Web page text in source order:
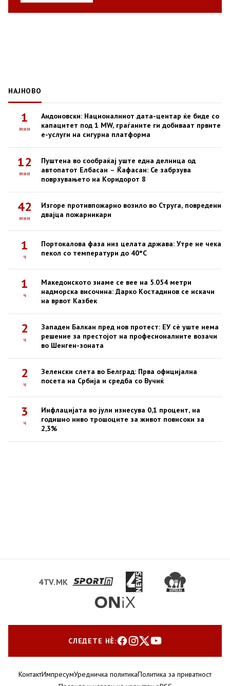
НАЈНОВО
1
мин
Андоновски: Националниот дата-центар ќе биде со
капацитет под 1 MW, граѓаните ги добиваат првите
е-услуги на сигурна платформа
12
мин
Пуштена во сообраќај уште една делница од
автопатот Елбасан – Ќафасан: Се забрзува
поврзувањето на Коридорот 8
42
мин
Изгоре противпожарно возило во Струга, повредени
двајца пожарникари
1
ч
Портокалова фаза низ целата држава: Утре не чека
пекол со температури до 40°C
1
ч
Македонското знаме се вее на 5.054 метри
надморска височина: Дарко Костадинов се искачи
на врвот Казбек
2
ч
Западен Балкан пред нов протест: ЕУ сè уште нема
решение за престојот на професионалните возачи
во Шенген-зоната
2
ч
Зеленски слета во Белград: Прва официјална
посета на Србија и средба со Вучиќ
3
ч
Инфлацијата во јули изнесува 0,1 процент, на
годишно ниво трошоците за живот повисоки за
2,3%
4TV.MK
СЛЕДЕТЕ НЀ:
КонтактИмпресумУредничка политикаПолитика за приватност